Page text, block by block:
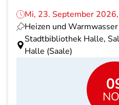
Mi, 23. September
Heizen und Warmwasser
Stadtbibliothek Halle,
Halle (Saale)